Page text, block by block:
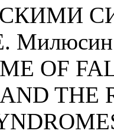
Милюсин
OF
THE